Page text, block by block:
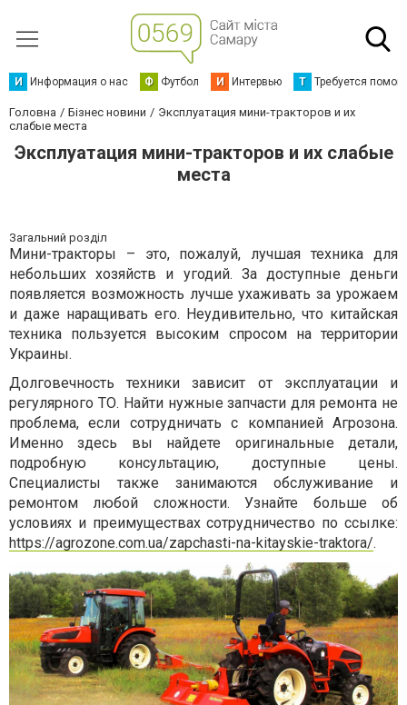
И Информация о нас Ф Футбол И Интервью Т Требуется
Головна Бізнес новини
Эксплуатация мини-тракторов и их
слабые места
Эксплуатация мини-тракторов и их слабые
места
Загальний розділ
Мини-тракторы – это, пожалуй, лучшая техника для
небольших хозяйств и угодий. За доступные деньги
появляется возможность лучше ухаживать за урожаем
и даже наращивать его. Неудивительно, что китайская
техника пользуется высоким спросом на территории
Украины.
Долговечность техники зависит от эксплуатации и
регулярного ТО. Найти нужные запчасти для ремонта не
проблема, если сотрудничать с компанией Агрозона.
Именно здесь вы найдете оригинальные детали,
подробную консультацию, доступные цены.
Специалисты также занимаются обслуживание и
ремонтом любой сложности. Узнайте больше об
условиях и преимуществах сотрудничество по ссылке:
https://agrozone.com.ua/zapchasti-na-kitayskie-traktora/.